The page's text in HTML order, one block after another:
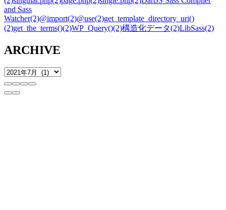
and Sass
Watcher(2)@import(2)@use(2)get_template_directory_uri()
(2)get_the_terms()(2)WP_Query()(2)構造化データ(2)LibSass(2)
ARCHIVE